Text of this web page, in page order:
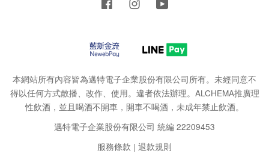
Facebook Instagram
本網站所有內容皆為邁特電子企業股份有限公司所有。未經同意不
得以任何方式散播、改作、使用。違者依法辦理。ALCHEMA推廣理
性飲酒，並且喝酒不開車，開車不喝酒，未成年禁止飲酒。
邁特電子企業股份有限公司 統編 22209453
服務條款 | 退款規則